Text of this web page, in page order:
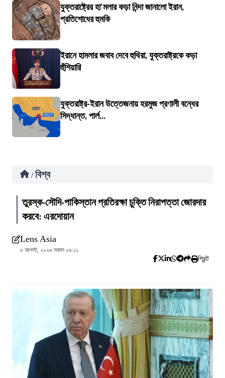
যুক্তরাষ্ট্রের হা'মলার কড়া নিন্দা জানালো ইরান,
প্রতিশোধের হুমকি
ইরানে হামলার জবাব দেবে হুথিরা, যুক্তরাষ্ট্রকে কড়া
হুঁশিয়ারি
যুক্তরাষ্ট্র-ইরান উত্তেজনায় হরমুজ প্রণালী বন্ধের
সিদ্ধান্ত, পার্ল...
/ বিশ্ব
তুরস্ক-সৌদি-পাকিস্তান প্রতিরক্ষা চুক্তি নিরাপত্তা জোরদার
করবে: এরদোয়ান
Lens Asia
৮ আগস্ট, ২০২৬ সকাল ০৯:১১
প্রিন্ট